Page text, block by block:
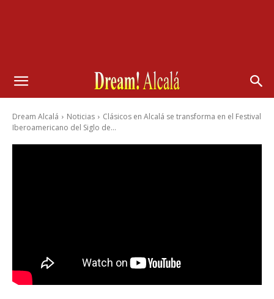
Dream Alcalá Noticias
Clásicos en Alcalá se transforma en el Festival
Iberoamericano del Siglo de...